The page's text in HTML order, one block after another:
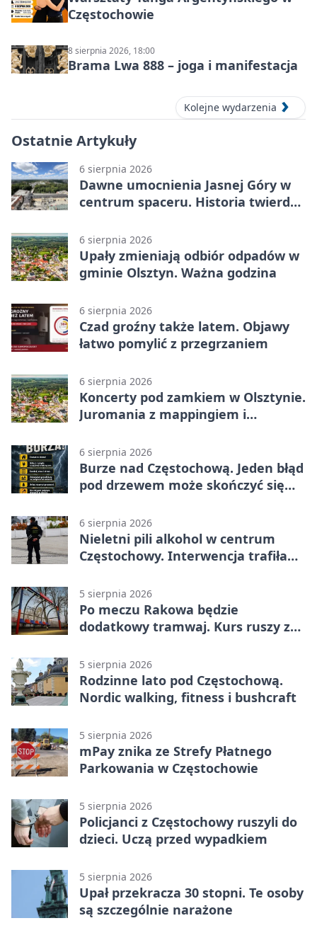
Częstochowie
8 sierpnia 2026, 18:00
Brama Lwa 888 – joga i manifestacja
Kolejne wydarzenia
Ostatnie Artykuły
6 sierpnia 2026
Dawne umocnienia Jasnej Góry w
centrum spaceru. Historia twierdzy
6 sierpnia 2026
Upały zmieniają odbiór odpadów w
gminie Olsztyn. Ważna godzina
6 sierpnia 2026
Czad groźny także latem. Objawy
łatwo pomylić z przegrzaniem
6 sierpnia 2026
Koncerty pod zamkiem w Olsztynie.
Juromania z mappingiem i
6 sierpnia 2026
Burze nad Częstochową. Jeden błąd
pod drzewem może skończyć się
6 sierpnia 2026
Nieletni pili alkohol w centrum
Częstochowy. Interwencja trafiła
5 sierpnia 2026
Po meczu Rakowa będzie
dodatkowy tramwaj. Kurs ruszy ze
5 sierpnia 2026
Rodzinne lato pod Częstochową.
Nordic walking, fitness i bushcraft
5 sierpnia 2026
mPay znika ze Strefy Płatnego
Parkowania w Częstochowie
5 sierpnia 2026
Policjanci z Częstochowy ruszyli do
dzieci. Uczą przed wypadkiem
5 sierpnia 2026
Upał przekracza 30 stopni. Te osoby
są szczególnie narażone